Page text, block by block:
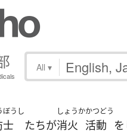
All ▾
ぼうし
士 たちが
しょうか
消火
かつどう
活動 を